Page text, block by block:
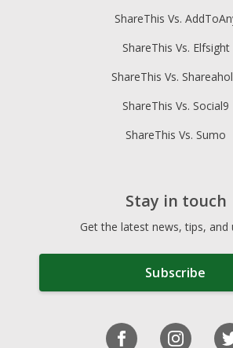
ShareThis Vs.
ShareThis Vs. Elfsight
ShareThis Vs.
ShareThis Vs. Social9
ShareThis Vs. Sumo
Stay in touch
Get the latest news, tips, and
Subscribe